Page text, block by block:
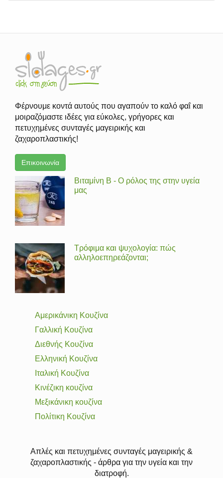
Φέρνουμε κοντά αυτούς που αγαπούν το καλό φαΐ και
μοιραζόμαστε ιδέες για εύκολες, γρήγορες και
πετυχημένες συνταγές μαγειρικής και
ζαχαροπλαστικής!
Επικοινωνία
Βιταμίνη Β - Ο ρόλος της στην υγεία
μας
Τρόφιμα και ψυχολογία: πώς
αλληλοεπηρεάζονται;
Αμερικάνικη Κουζίνα
Γαλλική Κουζίνα
Διεθνής Κουζίνα
Ελληνική Κουζίνα
Ιταλική Κουζίνα
Κινέζικη κουζίνα
Μεξικάνικη κουζίνα
Πολίτικη Κουζίνα
Απλές και πετυχημένες συνταγές μαγειρικής &
ζαχαροπλαστικής - άρθρα για την υγεία και την
διατροφή.